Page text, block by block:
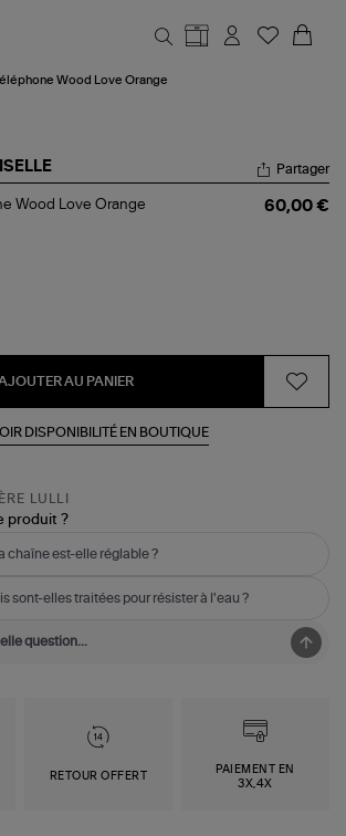
Wood Love Orange
Partager
Wood Love Orange 60,00 €
AU PANIER
DISPONIBILITÉ EN BOUTIQUE
LULLI
produit ?
chaîne est-elle réglable ?
sont-elles traitées pour résister à l'eau ?
RETOUR OFFERT
PAIEMENT EN
3X,4X